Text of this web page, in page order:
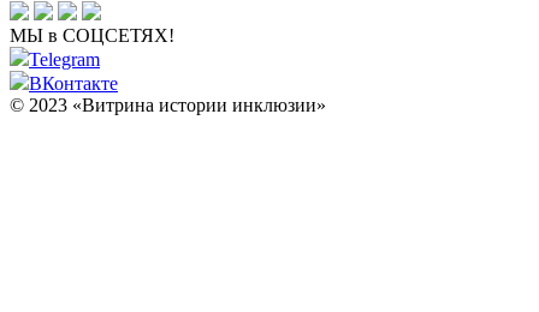
МЫ в СОЦСЕТЯХ!
Telegram
ВКонтакте
© 2023 «Витрина истории инклюзии»